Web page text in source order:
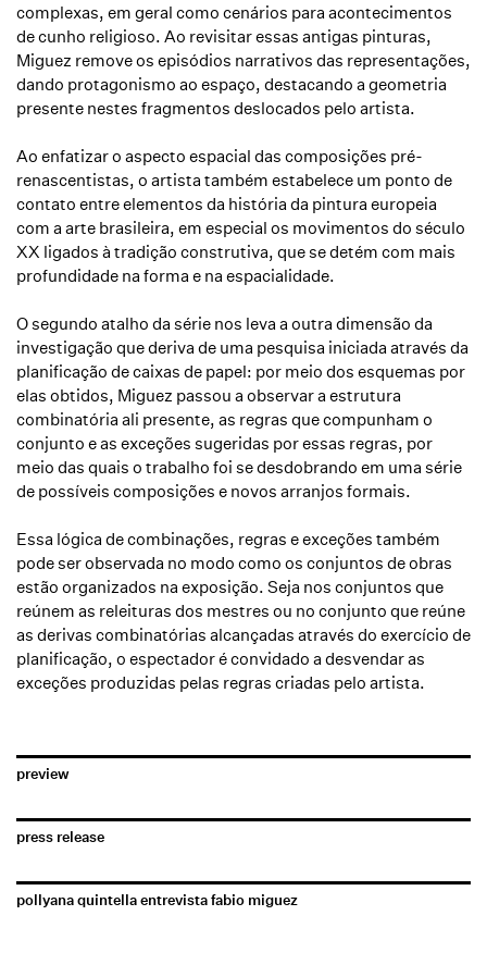
complexas, em geral como cenários para acontecimentos
de cunho religioso. Ao revisitar essas antigas pinturas,
Miguez remove os episódios narrativos das representações,
dando protagonismo ao espaço, destacando a geometria
presente nestes fragmentos deslocados pelo artista.
Ao enfatizar o aspecto espacial das composições pré-
renascentistas, o artista também estabelece um ponto de
contato entre elementos da história da pintura europeia
com a arte brasileira, em especial os movimentos do século
XX ligados à tradição construtiva, que se detém com mais
profundidade na forma e na espacialidade.
O segundo atalho da série nos leva a outra dimensão da
investigação que deriva de uma pesquisa iniciada através da
planificação de caixas de papel: por meio dos esquemas por
elas obtidos, Miguez passou a observar a estrutura
combinatória ali presente, as regras que compunham o
conjunto e as exceções sugeridas por essas regras, por
meio das quais o trabalho foi se desdobrando em uma série
de possíveis composições e novos arranjos formais.
Essa lógica de combinações, regras e exceções também
pode ser observada no modo como os conjuntos de obras
estão organizados na exposição. Seja nos conjuntos que
reúnem as releituras dos mestres ou no conjunto que reúne
as derivas combinatórias alcançadas através do exercício de
planificação, o espectador é convidado a desvendar as
exceções produzidas pelas regras criadas pelo artista.
preview
press release
pollyana quintella entrevista fabio miguez